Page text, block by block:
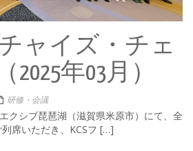
チャイズ・チェ
年03月）
研修・会議
クシブ琵琶湖（滋賀県米原市）にて、全
席いただき、KCSフ […]